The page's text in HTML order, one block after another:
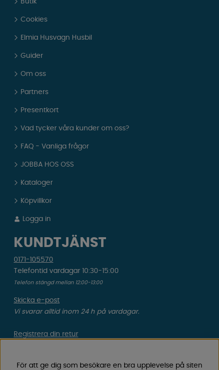
Butik
Cookies
Elmia Husvagn Husbil
Guider
Om oss
Partners
Presentkort
Vad tycker våra kunder om oss?
FAQ - Vanliga frågor
JOBBA HOS OSS
Kataloger
Köpvillkor
Logga in
KUNDTJÄNST
0171-105570
Telefontid vardagar 10:30-15:00
Telefon stängd mellan 12:00-13:00
Skicka e-post
Vi svarar alltid inom 24 h på vardagar.
Registrera din retur
Registrera din reklamation
För att ge dig som besökare en bra upplevelse på siten